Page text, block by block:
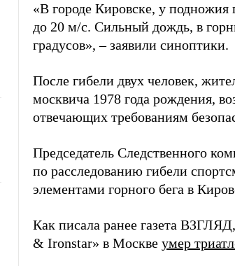
«В городе Кировске, у
до 20 м/с. Сильный дождь, в
градусов», – заявили синоптики.
После гибели двух человек,
москвича 1978 года рождения,
отвечающих требованиям
Председатель Следственного
по расследованию гибели
элементами горного бега в
Как писала ранее газета
& Ironstar» в Москве умер